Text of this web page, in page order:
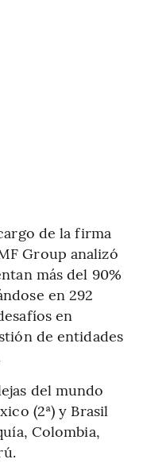
de la firma
Group analizó
más del 90%
en 292
en
de entidades
del mundo
(2ª) y Brasil
Colombia,